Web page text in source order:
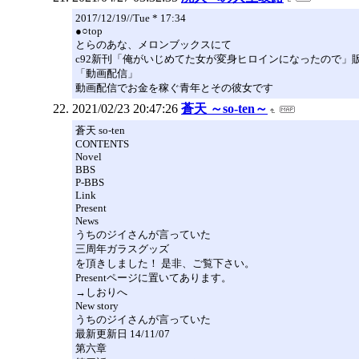
2017/12/19//Tue * 17:34
●○top
とらのあな、メロンブックスにて
c92新刊「俺がいじめてた女が変身ヒロインになったので」
「動画配信」
動画配信でお金を稼ぐ青年とその彼女です
2021/02/23 20:47:26 蒼天 ～so-ten～
蒼天 so-ten
CONTENTS
Novel
BBS
P-BBS
Link
Present
News
うちのジイさんが言っていた
三周年ガラスグッズ
を頂きしました！ 是非、ご覧下さい。
Presentページに置いてあります。
→しおりへ
New story
うちのジイさんが言っていた
最新更新日 14/11/07
第六章